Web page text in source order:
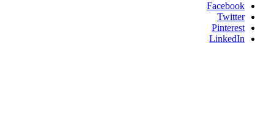
Facebook
Twitter
Pinterest
LinkedIn